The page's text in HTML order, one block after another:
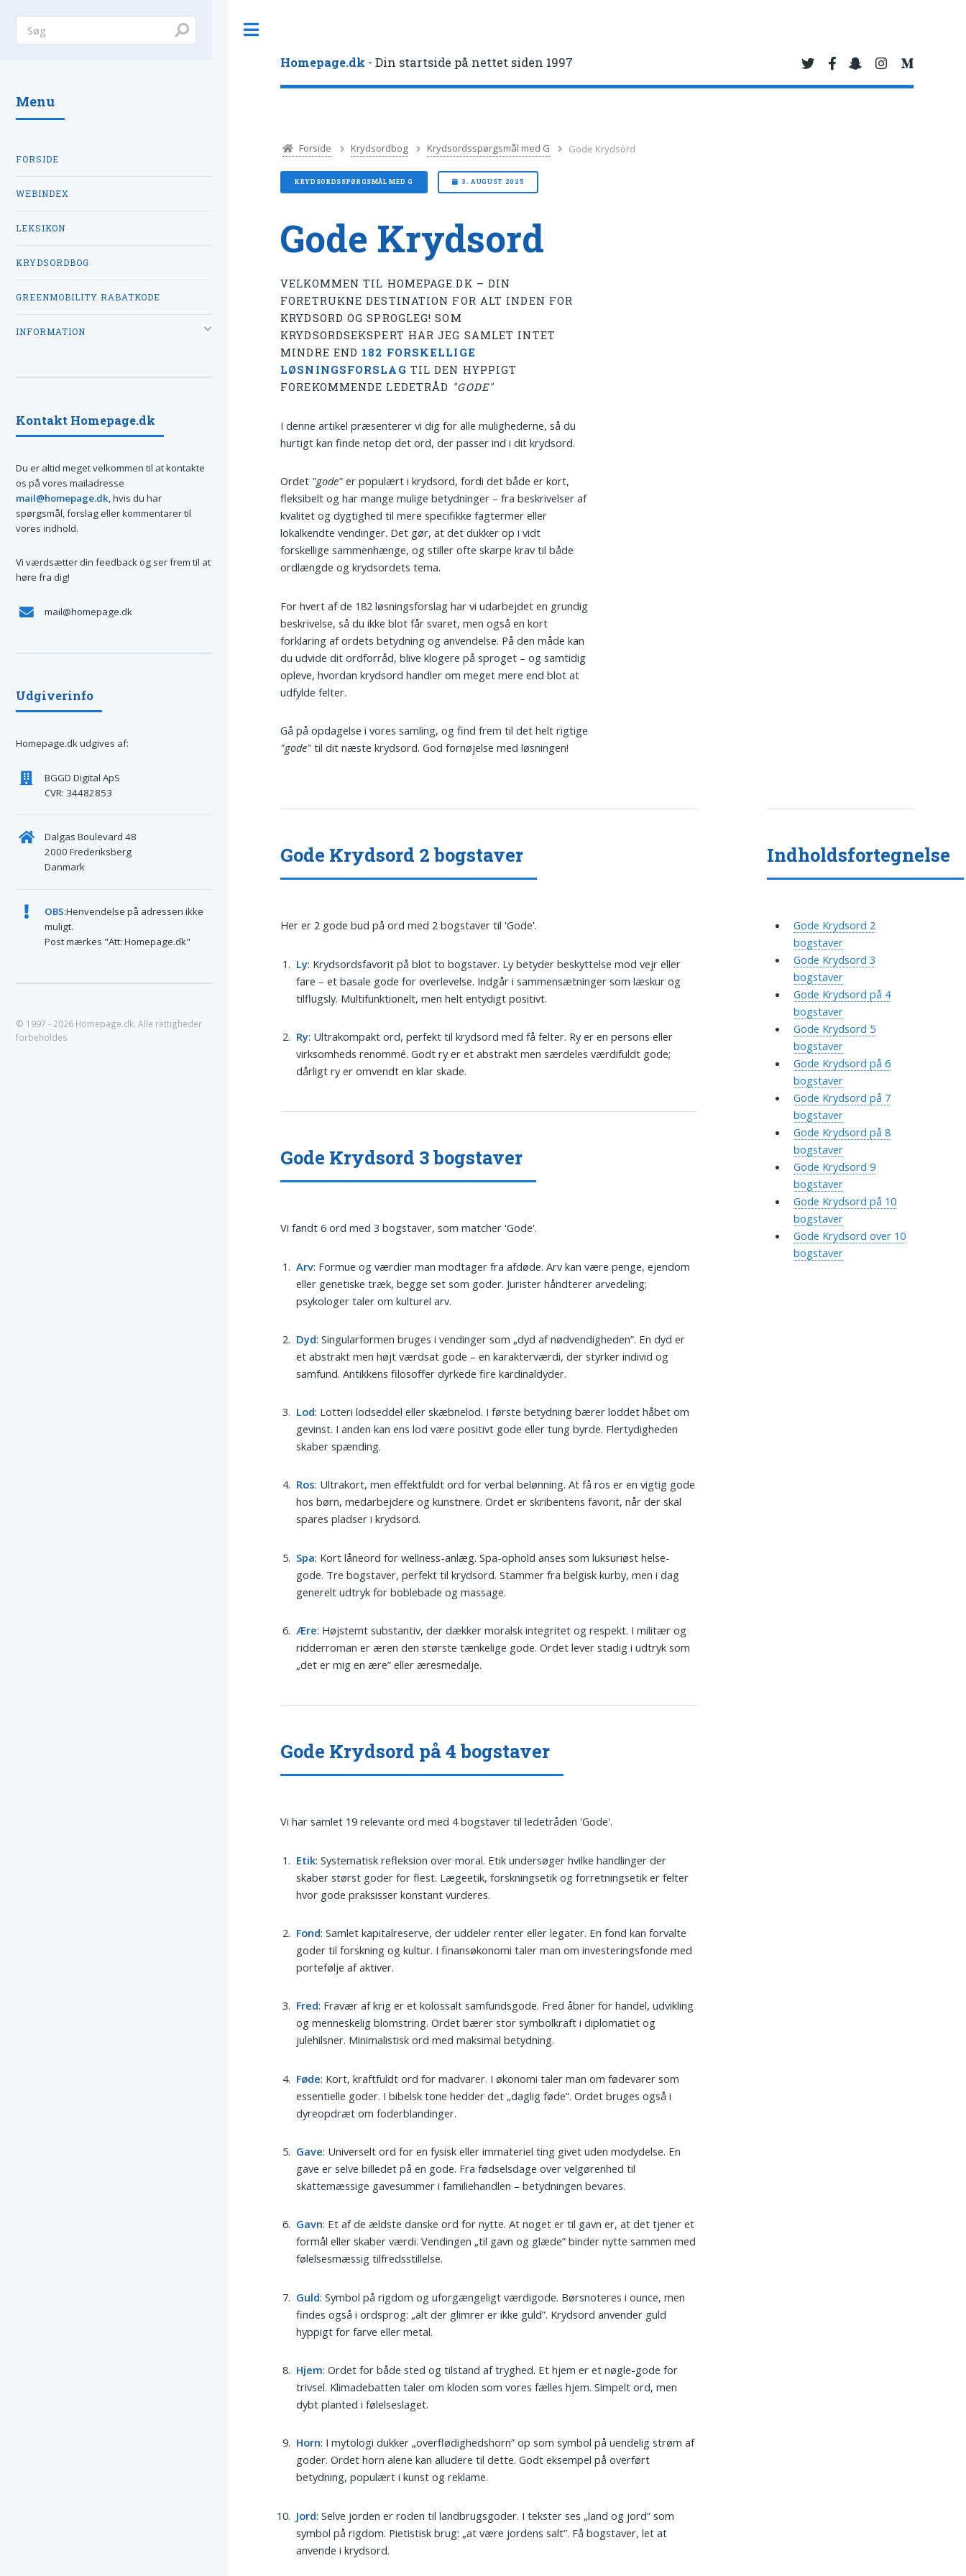
Homepage.dk - Din startside på nettet siden 1997
Forside Krydsordbog Krydsordsspørgsmål med G Gode Krydsord
KRYDSORDSSPØRGSMÅL MED G 3. AUGUST 2025
Gode Krydsord
VELKOMMEN TIL HOMEPAGE.DK – DIN
FORETRUKNE DESTINATION FOR ALT INDEN FOR
KRYDSORD OG SPROGLEG! SOM
KRYDSORDSEKSPERT HAR JEG SAMLET INTET
MINDRE END 182 FORSKELLIGE
LØSNINGSFORSLAG TIL DEN HYPPIGT
FOREKOMMENDE LEDETRÅD "GODE"
I denne artikel præsenterer vi dig for alle mulighederne, så du
hurtigt kan finde netop det ord, der passer ind i dit krydsord.
Ordet "gode" er populært i krydsord, fordi det både er kort,
fleksibelt og har mange mulige betydninger – fra beskrivelser af
kvalitet og dygtighed til mere specifikke fagtermer eller
lokalkendte vendinger. Det gør, at det dukker op i vidt
forskellige sammenhænge, og stiller ofte skarpe krav til både
ordlængde og krydsordets tema.
For hvert af de 182 løsningsforslag har vi udarbejdet en grundig
beskrivelse, så du ikke blot får svaret, men også en kort
forklaring af ordets betydning og anvendelse. På den måde kan
du udvide dit ordforråd, blive klogere på sproget – og samtidig
opleve, hvordan krydsord handler om meget mere end blot at
udfylde felter.
Gå på opdagelse i vores samling, og find frem til det helt rigtige
"gode" til dit næste krydsord. God fornøjelse med løsningen!
Gode Krydsord 2 bogstaver
Her er 2 gode bud på ord med 2 bogstaver til 'Gode'.
Ly: Krydsordsfavorit på blot to bogstaver. Ly betyder beskyttelse mod vejr eller
fare – et basale gode for overlevelse. Indgår i sammensætninger som læskur og
tilflugsly. Multifunktionelt, men helt entydigt positivt.
Ry: Ultrakompakt ord, perfekt til krydsord med få felter. Ry er en persons eller
virksomheds renommé. Godt ry er et abstrakt men særdeles værdifuldt gode;
dårligt ry er omvendt en klar skade.
Gode Krydsord 3 bogstaver
Vi fandt 6 ord med 3 bogstaver, som matcher 'Gode'.
Arv: Formue og værdier man modtager fra afdøde. Arv kan være penge, ejendom
eller genetiske træk, begge set som goder. Jurister håndterer arvedeling;
psykologer taler om kulturel arv.
Dyd: Singularformen bruges i vendinger som „dyd af nødvendigheden”. En dyd er
et abstrakt men højt værdsat gode – en karakterværdi, der styrker individ og
samfund. Antikkens filosoffer dyrkede fire kardinaldyder.
Lod: Lotteri lodseddel eller skæbnelod. I første betydning bærer loddet håbet om
gevinst. I anden kan ens lod være positivt gode eller tung byrde. Flertydigheden
skaber spænding.
Ros: Ultrakort, men effektfuldt ord for verbal belønning. At få ros er en vigtig gode
hos børn, medarbejdere og kunstnere. Ordet er skribentens favorit, når der skal
spares pladser i krydsord.
Spa: Kort låneord for wellness-anlæg. Spa-ophold anses som luksuriøst helse-
gode. Tre bogstaver, perfekt til krydsord. Stammer fra belgisk kurby, men i dag
generelt udtryk for boblebade og massage.
Ære: Højstemt substantiv, der dækker moralsk integritet og respekt. I militær og
ridderroman er æren den største tænkelige gode. Ordet lever stadig i udtryk som
„det er mig en ære” eller æresmedalje.
Gode Krydsord på 4 bogstaver
Vi har samlet 19 relevante ord med 4 bogstaver til ledetråden 'Gode'.
Etik: Systematisk refleksion over moral. Etik undersøger hvilke handlinger der
skaber størst goder for flest. Lægeetik, forskningsetik og forretningsetik er felter
hvor gode praksisser konstant vurderes.
Fond: Samlet kapitalreserve, der uddeler renter eller legater. En fond kan forvalte
goder til forskning og kultur. I finansøkonomi taler man om investeringsfonde med
portefølje af aktiver.
Fred: Fravær af krig er et kolossalt samfundsgode. Fred åbner for handel, udvikling
og menneskelig blomstring. Ordet bærer stor symbolkraft i diplomatiet og
julehilsner. Minimalistisk ord med maksimal betydning.
Føde: Kort, kraftfuldt ord for madvarer. I økonomi taler man om fødevarer som
essentielle goder. I bibelsk tone hedder det „daglig føde”. Ordet bruges også i
dyreopdræt om foderblandinger.
Gave: Universelt ord for en fysisk eller immateriel ting givet uden modydelse. En
gave er selve billedet på en gode. Fra fødselsdage over velgørenhed til
skattemæssige gavesummer i familiehandlen – betydningen bevares.
Gavn: Et af de ældste danske ord for nytte. At noget er til gavn er, at det tjener et
formål eller skaber værdi. Vendingen „til gavn og glæde” binder nytte sammen med
følelsesmæssig tilfredsstillelse.
Guld: Symbol på rigdom og uforgængeligt værdigode. Børsnoteres i ounce, men
findes også i ordsprog: „alt der glimrer er ikke guld”. Krydsord anvender guld
hyppigt for farve eller metal.
Hjem: Ordet for både sted og tilstand af tryghed. Et hjem er et nøgle-gode for
trivsel. Klimadebatten taler om kloden som vores fælles hjem. Simpelt ord, men
dybt planted i følelseslaget.
Horn: I mytologi dukker „overflødighedshorn” op som symbol på uendelig strøm af
goder. Ordet horn alene kan alludere til dette. Godt eksempel på overført
betydning, populært i kunst og reklame.
Jord: Selve jorden er roden til landbrugsgoder. I tekster ses „land og jord” som
symbol på rigdom. Pietistisk brug: „at være jordens salt”. Få bogstaver, let at
anvende i krydsord.
Indholdsfortegnelse
Gode Krydsord 2
bogstaver
Gode Krydsord 3
bogstaver
Gode Krydsord på 4
bogstaver
Gode Krydsord 5
bogstaver
Gode Krydsord på 6
bogstaver
Gode Krydsord på 7
bogstaver
Gode Krydsord på 8
bogstaver
Gode Krydsord 9
bogstaver
Gode Krydsord på 10
bogstaver
Gode Krydsord over 10
bogstaver
Menu
FORSIDE
WEBINDEX
LEKSIKON
KRYDSORDBOG
GREENMOBILITY RABATKODE
INFORMATION
Kontakt Homepage.dk
Du er altid meget velkommen til at kontakte
os på vores mailadresse
mail@homepage.dk, hvis du har
spørgsmål, forslag eller kommentarer til
vores indhold.
Vi værdsætter din feedback og ser frem til at
høre fra dig!
mail@homepage.dk
Udgiverinfo
Homepage.dk udgives af:
BGGD Digital ApS
CVR: 34482853
Dalgas Boulevard 48
2000 Frederiksberg
Danmark
OBS:Henvendelse på adressen ikke
muligt.
Post mærkes "Att: Homepage.dk"
© 1997 - 2026 Homepage.dk. Alle rettigheder
forbeholdes